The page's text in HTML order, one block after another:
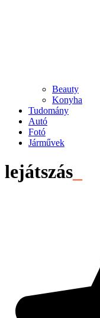
Beauty
Konyha
Tudomány
Autó
Fotó
Járművek
lejátszás